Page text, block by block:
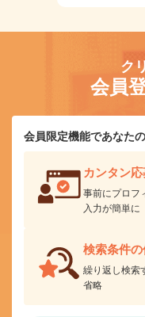
ク
会員
会員限定機能であなた
カンタン
事前にプロフ
入力が簡単に
検索条件
繰り返し検索
省略